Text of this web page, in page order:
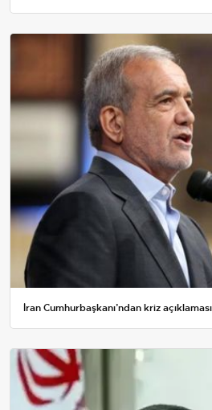
İran Cumhurbaşkanı’ndan kriz